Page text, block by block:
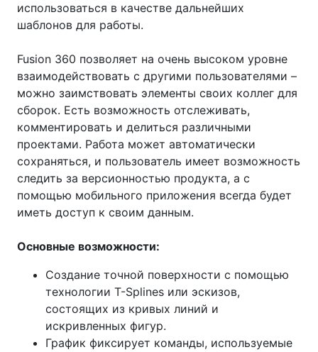
использоваться в качестве дальнейших
шаблонов для работы.
Fusion 360 позволяет на очень высоком уровне
взаимодействовать с другими пользователями –
можно заимствовать элементы своих коллег для
сборок. Есть возможность отслеживать,
комментировать и делиться различными
проектами. Работа может автоматически
сохраняться, и пользователь имеет возможность
следить за версионностью продукта, а с
помощью мобильного приложения всегда будет
иметь доступ к своим данным.
Основные возможности:
Создание точной поверхности с помощью
технологии T-Splines или эскизов,
состоящих из кривых линий и
искривленных фигур.
График фиксирует команды, используемые